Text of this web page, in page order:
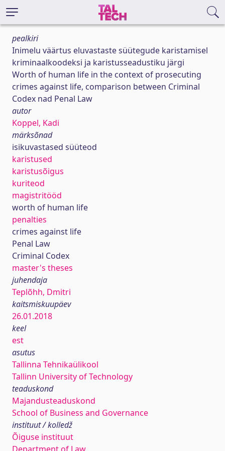
pealkiri
Inimelu väärtus eluvastaste süütegude karistamisel
kriminaalkoodeksi ja karistusseadustiku järgi
Worth of human life in the context of prosecuting
crimes against life, comparison between Criminal
Codex nad Penal Law
autor
Koppel, Kadi
märksõnad
isikuvastased süüteod
karistused
karistusõigus
kuriteod
magistritööd
worth of human life
penalties
crimes against life
Penal Law
Criminal Codex
master's theses
juhendaja
Teplõhh, Dmitri
kaitsmiskuupäev
26.01.2018
keel
est
asutus
Tallinna Tehnikaülikool
Tallinn University of Technology
teaduskond
Majandusteaduskond
School of Business and Governance
instituut / kolledž
Õiguse instituut